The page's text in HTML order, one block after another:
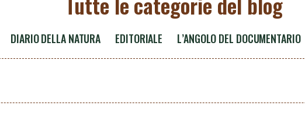
DIARIO DELLA NATURA EDITORIALE L’ANGOLO DEL DOCUMENTARIO